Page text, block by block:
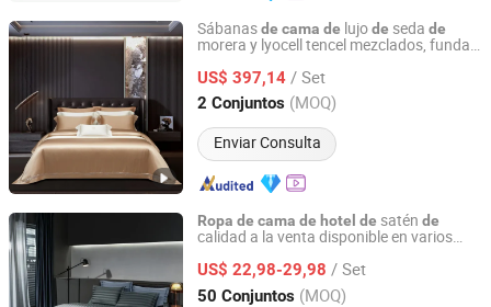
Sábanasde cama de lujode seda de
morera y lyocell tencel mezclados, funda
dehotel
US$ 397,14 / Set
2 Conjuntos (MOQ)
Enviar Consulta
Chengdu Molee Textile Co., Ltd.
Sichuan, China Desde 2023
Ropa de cama de hotel de satén de
calidad a la venta disponible en varios
US$ 22,98-29,98 / Set
50 Conjuntos (MOQ)
QINGDAO SENZHENG IMPORT&EXPORT CO., LTD
Shandong, China Desde 2024